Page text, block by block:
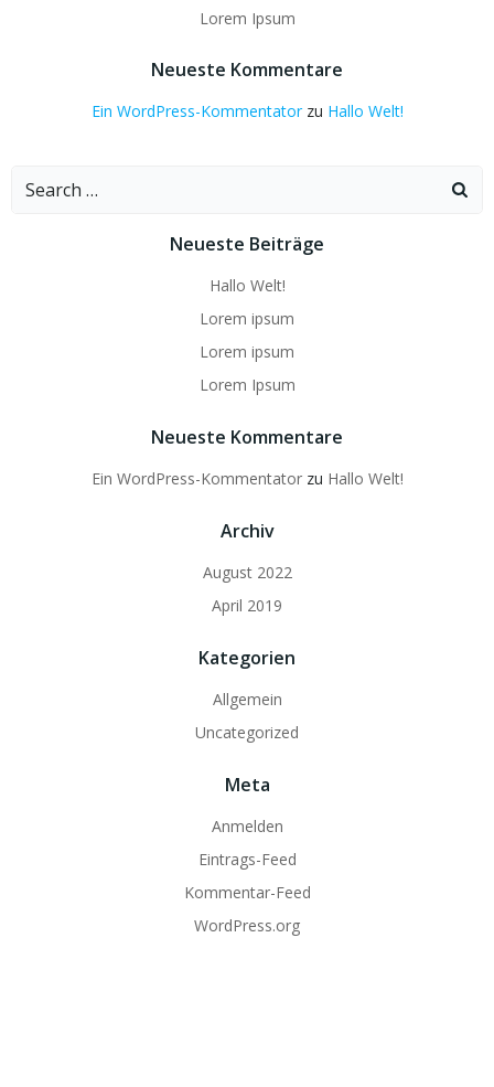
Lorem Ipsum
Neueste Kommentare
Ein WordPress-Kommentatorzu Hallo Welt!
Search
Neueste Beiträge
Hallo Welt!
Lorem ipsum
Lorem ipsum
Lorem Ipsum
Neueste Kommentare
Ein WordPress-Kommentatorzu Hallo Welt!
Archiv
August 2022
April 2019
Kategorien
Allgemein
Uncategorized
Meta
Anmelden
Eintrags-Feed
Kommentar-Feed
WordPress.org